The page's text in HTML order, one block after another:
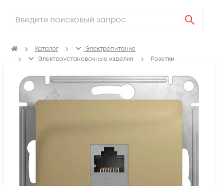
Каталог
Электропитание
Электроустановочные изделия
Розетки